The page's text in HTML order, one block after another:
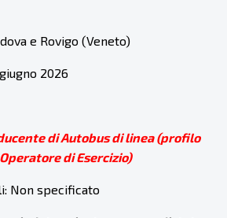
e Rovigo (Veneto)
2026
di Autobus di linea (profilo
di Esercizio)
Non specificato